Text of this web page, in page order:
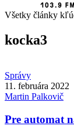
Všetky články
kocka3
Správy
11. februára 2022
Martin Palkovič
Pre automat